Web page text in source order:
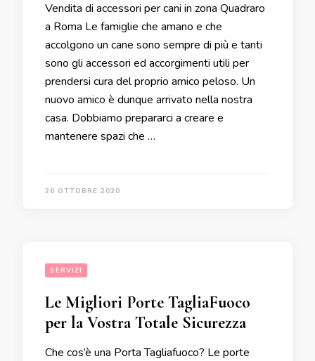
Vendita di accessori per cani in zona Quadraro
a Roma Le famiglie che amano e che
accolgono un cane sono sempre di più e tanti
sono gli accessori ed accorgimenti utili per
prendersi cura del proprio amico peloso. Un
nuovo amico è dunque arrivato nella nostra
casa. Dobbiamo prepararci a creare e
mantenere spazi che …
26 OTTOBRE 2020
SERVIZI
Le Migliori Porte TagliaFuoco
per la Vostra Totale Sicurezza
Che cos’è una Porta Tagliafuoco? Le porte